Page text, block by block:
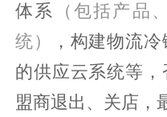
体系
（包括产品
统）
，构建物流
的供应云系统等
盟商退出、关店，